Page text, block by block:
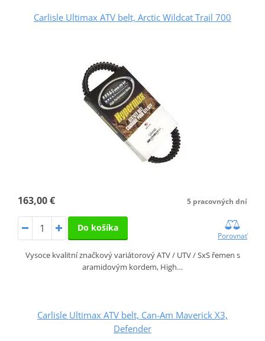
Carlisle Ultimax ATV belt, Arctic Wildcat Trail 700
163,00 € 5 pracovných dní
Do košíka
Porovnať
Vysoce kvalitní značkový variátorový ATV / UTV / SxS řemen s
aramidovým kordem, High…
Carlisle Ultimax ATV belt, Can-Am Maverick X3,
Defender